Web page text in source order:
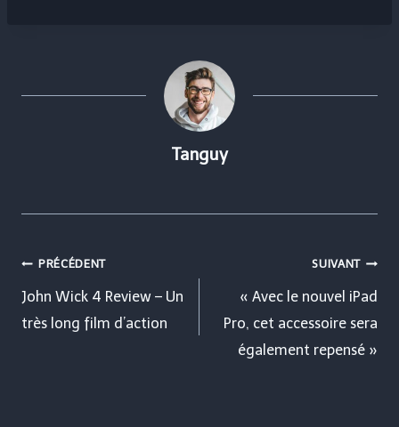
Tanguy
Navigation
de
l’article
PRÉCÉDENT
John Wick 4 Review – Un
très long film d’action
SUIVANT
« Avec le nouvel iPad
Pro, cet accessoire sera
également repensé »